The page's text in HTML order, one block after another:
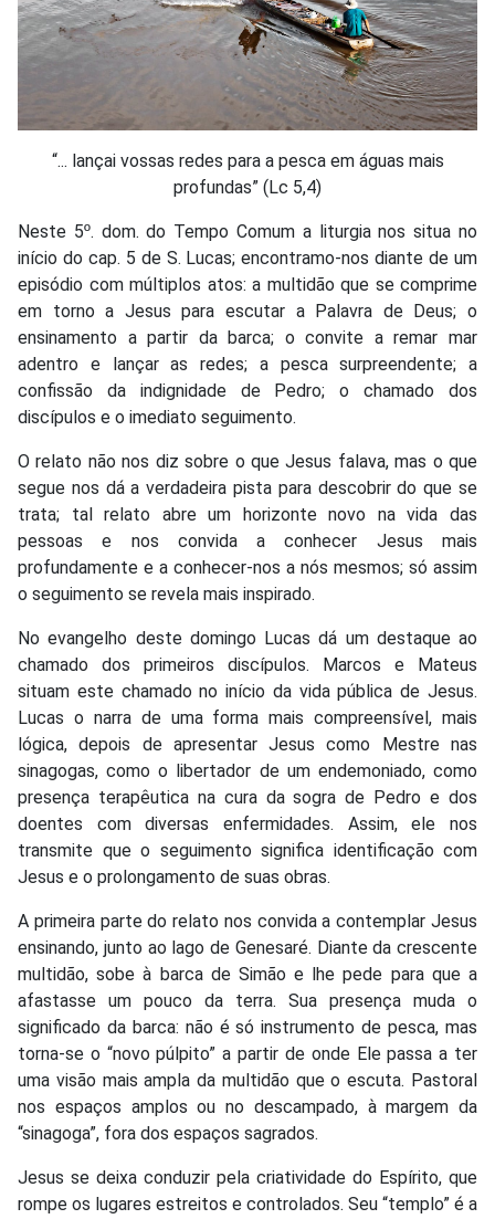
“... lançai vossas redes para a pesca em águas mais
profundas” (Lc 5,4)
Neste 5º. dom. do Tempo Comum a liturgia nos situa no
início do cap. 5 de S. Lucas; encontramo-nos diante de um
episódio com múltiplos atos: a multidão que se comprime
em torno a Jesus para escutar a Palavra de Deus; o
ensinamento a partir da barca; o convite a remar mar
adentro e lançar as redes; a pesca surpreendente; a
confissão da indignidade de Pedro; o chamado dos
discípulos e o imediato seguimento.
O relato não nos diz sobre o que Jesus falava, mas o que
segue nos dá a verdadeira pista para descobrir do que se
trata; tal relato abre um horizonte novo na vida das
pessoas e nos convida a conhecer Jesus mais
profundamente e a conhecer-nos a nós mesmos; só assim
o seguimento se revela mais inspirado.
No evangelho deste domingo Lucas dá um destaque ao
chamado dos primeiros discípulos. Marcos e Mateus
situam este chamado no início da vida pública de Jesus.
Lucas o narra de uma forma mais compreensível, mais
lógica, depois de apresentar Jesus como Mestre nas
sinagogas, como o libertador de um endemoniado, como
presença terapêutica na cura da sogra de Pedro e dos
doentes com diversas enfermidades. Assim, ele nos
transmite que o seguimento significa identificação com
Jesus e o prolongamento de suas obras.
A primeira parte do relato nos convida a contemplar Jesus
ensinando, junto ao lago de Genesaré. Diante da crescente
multidão, sobe à barca de Simão e lhe pede para que a
afastasse um pouco da terra. Sua presença muda o
significado da barca: não é só instrumento de pesca, mas
torna-se o “novo púlpito” a partir de onde Ele passa a ter
uma visão mais ampla da multidão que o escuta. Pastoral
nos espaços amplos ou no descampado, à margem da
“sinagoga”, fora dos espaços sagrados.
Jesus se deixa conduzir pela criatividade do Espírito, que
rompe os lugares estreitos e controlados. Seu “templo” é a